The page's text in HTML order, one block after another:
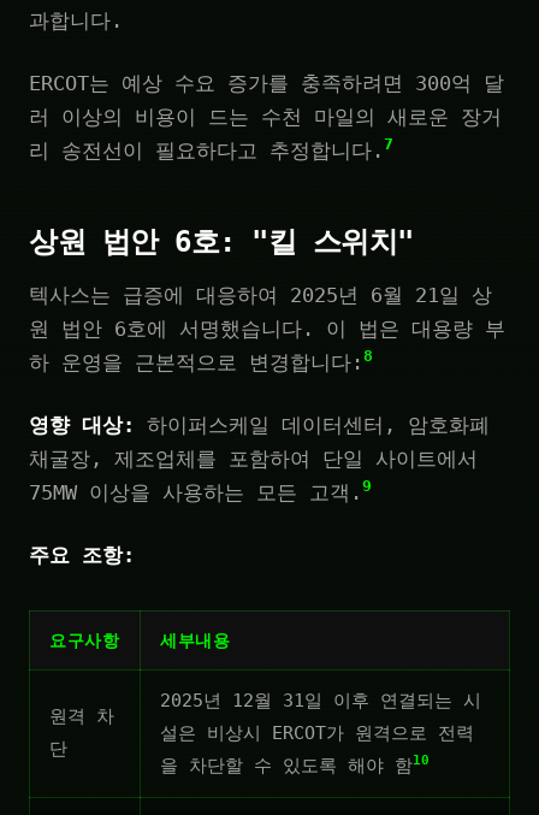
과합니다.
ERCOT는 예상 수요 증가를 충족하려면 300억 달
러 이상의 비용이 드는 수천 마일의 새로운 장거
리 송전선이 필요하다고 추정합니다. 7
상원 법안 6호: "킬 스위치"
텍사스는 급증에 대응하여 2025년 6월 21일 상
원 법안 6호에 서명했습니다. 이 법은 대용량 부
하 운영을 근본적으로 변경합니다: 8
영향 대상:
하이퍼스케일 데이터센터, 암호화폐
채굴장, 제조업체를 포함하여 단일 사이트에서
75MW 이상을 사용하는 모든 고객. 9
주요 조항:
요구사항 세부내용
원격 차
단
2025년 12월 31일 이후 연결되는 시
설은 비상시 ERCOT가 원격으로 전력
을 차단할 수 있도록 해야 함10